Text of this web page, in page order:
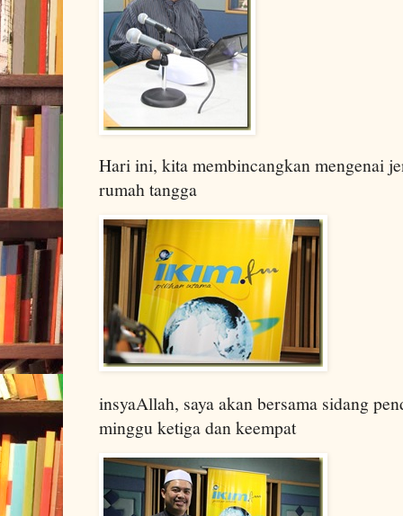
Hari ini, kita membincangkan mengenai
rumah tangga
insyaAllah, saya akan bersama sidang
minggu ketiga dan keempat